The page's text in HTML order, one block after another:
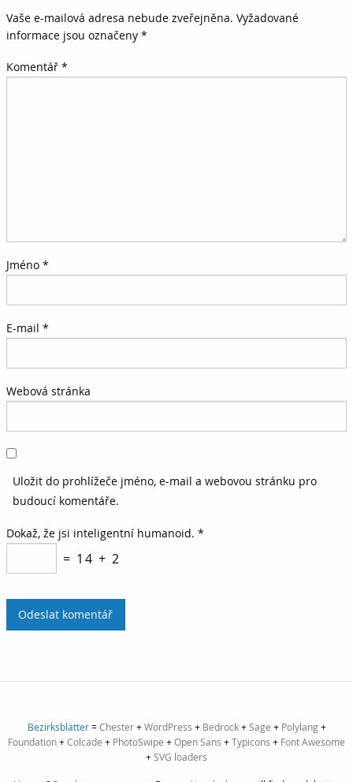
Vaše e-mailová adresa nebude zveřejněna. Vyžadované
informace jsou označeny *
Komentář *
Jméno *
E-mail *
Webová stránka
Uložit do prohlížeče jméno, e-mail a webovou stránku pro
budoucí komentáře.
Dokaž, že jsi inteligentní humanoid. *
= 14 + 2
Bezirksblätter=Chester+WordPress + Bedrock+Sage + Polylang+
Foundation+Colcade + PhotoSwipe +Open Sans +Typicons + Font Awesome
+SVG loaders